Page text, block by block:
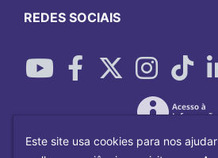
REDES SOCIAIS
Este site usa cookies para nos